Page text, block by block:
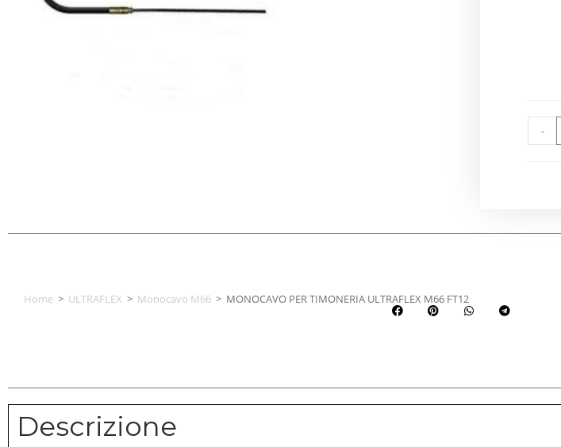
-
Home > ULTRAFLEX > Monocavo M66 > MONOCAVO PER TIMONERIA ULTRAFLEX M66 FT12
Descrizione